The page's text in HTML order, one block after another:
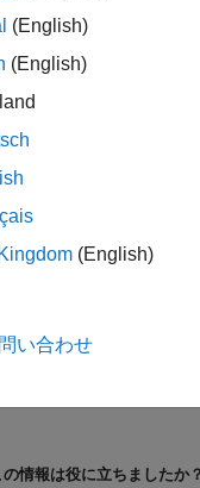
、そのデータをコ
を
の情報は役に立ちましたか？
(English)
(English)
(English)
い合わせ